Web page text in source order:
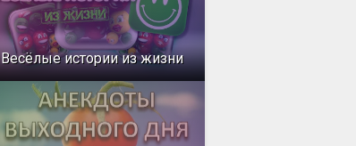
Весёлые истории из жизни